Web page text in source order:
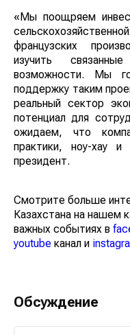
«Мы поощряем
французских
изучить
возможности. Мы
поддержку таким
реальный сектор
потенциал для
ожидаем, что
практики, ноу-хау
президент.
Смотрите больше
Казахстана на нашем
важных событиях в
youtube канал и
Обсуждение